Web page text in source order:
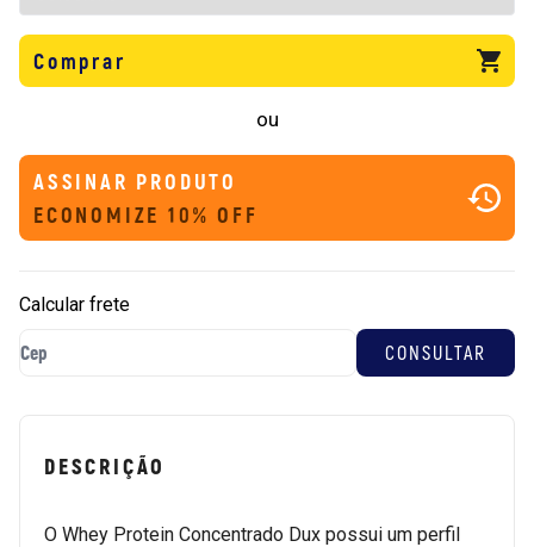
Comprar
ou
ASSINAR PRODUTO
ECONOMIZE 10% OFF
Calcular frete
DESCRIÇÃO
O Whey Protein Concentrado Dux possui um perfil